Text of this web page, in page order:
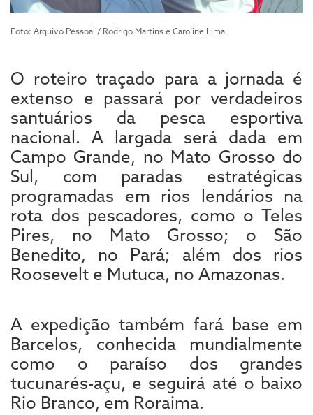
Foto: Arquivo Pessoal / Rodrigo Martins e Caroline Lima.
O roteiro traçado para a jornada é
extenso e passará por verdadeiros
santuários da pesca esportiva
nacional. A largada será dada em
Campo Grande, no Mato Grosso do
Sul, com paradas estratégicas
programadas em rios lendários na
rota dos pescadores, como o Teles
Pires, no Mato Grosso; o São
Benedito, no Pará; além dos rios
Roosevelt e Mutuca, no Amazonas.
A expedição também fará base em
Barcelos, conhecida mundialmente
como o paraíso dos grandes
tucunarés-açu, e seguirá até o baixo
Rio Branco, em Roraima.